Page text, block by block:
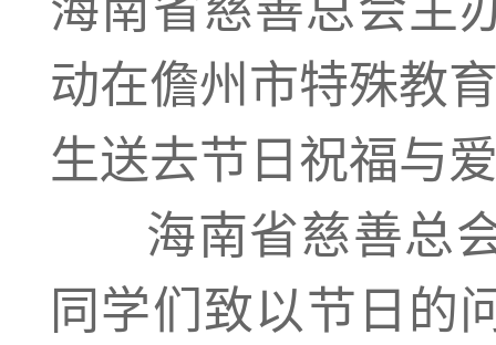
动在儋州市特殊教
生送去节日祝福与
海南省慈善总会
同学们致以节日的